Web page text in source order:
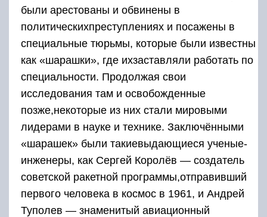
были арестованы и обвинены в
политическихпреступлениях и посажены в
специальные тюрьмы, которые были известны
как «шарашки», где ихзаставляли работать по
специальности. Продолжая свои
исследования там и освобожденные
позже,некоторые из них стали мировыми
лидерами в науке и технике. Заключёнными
«шарашек» были такиевыдающиеся ученые-
инженеры, как Сергей Королёв — создатель
советской ракетной программы,отправивший
первого человека в космос в 1961, и Андрей
Туполев — знаменитый авиационный